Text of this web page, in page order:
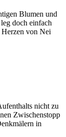
Blumen und
doch einfach
von Nei
nicht zu
Zwischenstopp
in